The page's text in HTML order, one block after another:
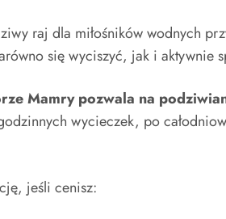
raj dla miłośników wodnych
się wyciszyć, jak i aktywnie
Mamry pozwala na
wycieczek, po
jeśli cenisz: